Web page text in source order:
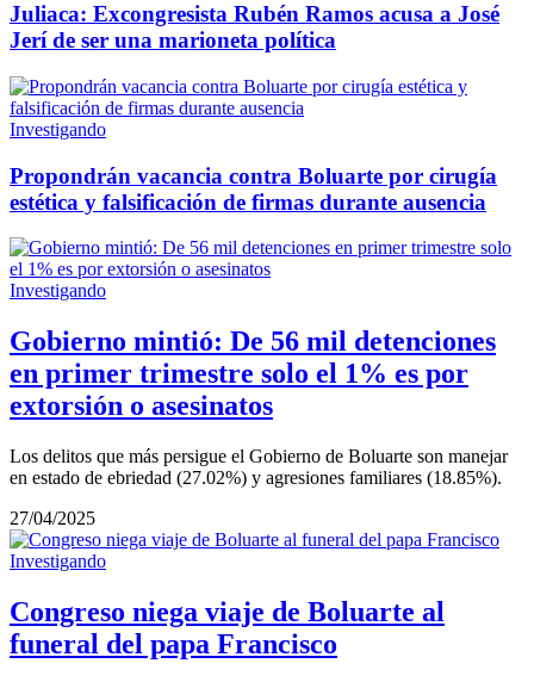
Juliaca: Excongresista Rubén Ramos acusa a José
Jerí de ser una marioneta política
Investigando
Propondrán vacancia contra Boluarte por cirugía
estética y falsificación de firmas durante ausencia
Investigando
Gobierno mintió: De 56 mil detenciones
en primer trimestre solo el 1% es por
extorsión o asesinatos
Los delitos que más persigue el Gobierno de Boluarte son manejar
en estado de ebriedad (27.02%) y agresiones familiares (18.85%).
27/04/2025
Investigando
Congreso niega viaje de Boluarte al
funeral del papa Francisco